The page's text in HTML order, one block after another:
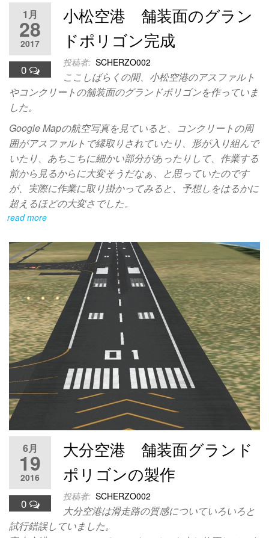
1月
28
2017
0
小松空港 舗装面のグラン
ドポリゴン完成
投稿者: SCHERZO002
ここしばらくの間、小松空港のアスファルト
やコンクリートの舗装面のグランドポリゴンを作っていま
した。
Google Mapの航空写真を見ていると、コンクリートの周
囲がアスファルトで縁取りされていたり、形が入り組んで
いたり、あちこちに細かい部分があったりして、作業する
前から見るからに大変そうだなぁ、と思っていたのです
が、実際に作業に取り掛かってみると、予想しをはるかに
超えるほどの大変さでした。
read more
6月
19
2016
0
大分空港 舗装面グランド
ポリゴンの製作
投稿者: SCHERZO002
大分空港は滑走路の質感についていろいろと
試行錯誤していました。